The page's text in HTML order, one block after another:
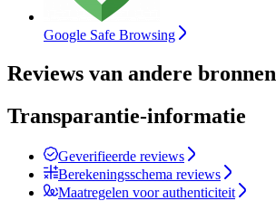
Google Safe Browsing
Reviews van andere bronnen
Transparantie-informatie
Geverifieerde reviews
Berekeningsschema reviews
Maatregelen voor authenticiteit